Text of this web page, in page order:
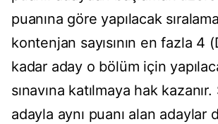
puanına göre yapılacak
kontenjan sayısının en fazla 4
kadar aday o bölüm için
sınavına katılmaya hak
adayla aynı puanı alan adaylar